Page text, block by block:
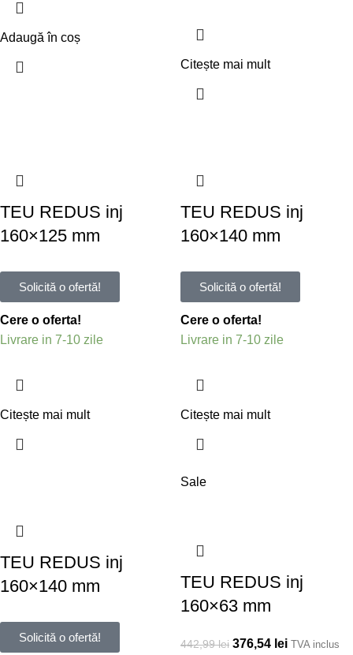
Adaugă în coș
Citește mai mult
TEU REDUS inj
160×125 mm
Solicită o ofertă!
Cere o oferta!
Livrare in 7-10 zile
Citește mai mult
TEU REDUS inj
160×140 mm
Solicită o ofertă!
Cere o oferta!
Livrare in 7-10 zile
Citește mai mult
TEU REDUS inj
160×140 mm
Solicită o ofertă!
Sale
TEU REDUS inj
160×63 mm
442,99lei 376,54 lei TVA inclus